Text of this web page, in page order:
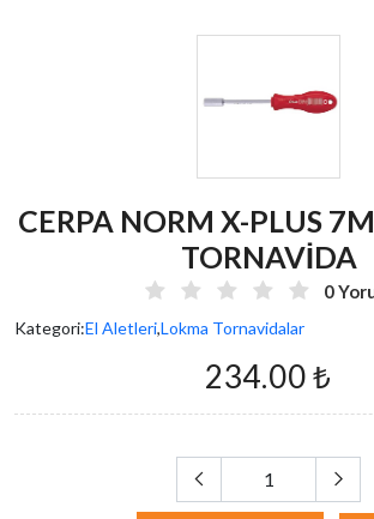
CERPA NORM X-PLUS
TORNAVİDA
0
Kategori:El Aletleri,Lokma Tornavidalar
234.00 ₺